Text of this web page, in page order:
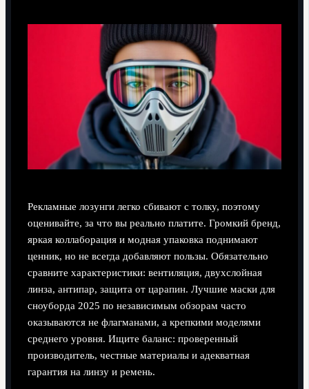
Рекламные лозунги легко сбивают с толку, поэтому
оценивайте, за что вы реально платите. Громкий бренд,
яркая коллаборация и модная упаковка поднимают
ценник, но не всегда добавляют пользы. Обязательно
сравните характеристики: вентиляция, двухслойная
линза, антипар, защита от царапин. Лучшие маски для
сноуборда 2025 по независимым обзорам часто
оказываются не флагманами, а крепкими моделями
среднего уровня. Ищите баланс: проверенный
производитель, честные материалы и адекватная
гарантия на линзу и ремень.